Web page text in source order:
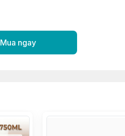
Mua ngay